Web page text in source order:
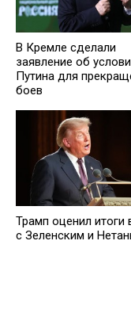
В Кремле сделали
заявление об
Путина для
боев
Трамп оценил итоги
с Зеленским и